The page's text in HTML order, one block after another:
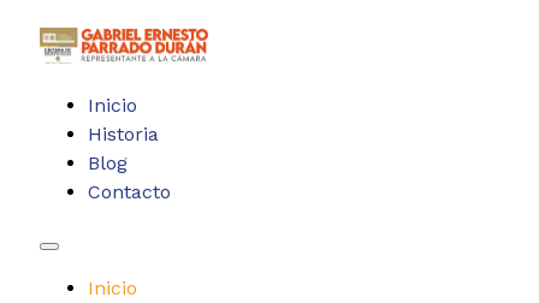
Inicio
Historia
Blog
Contacto
Inicio